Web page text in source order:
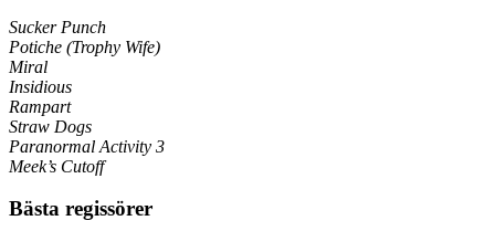
Sucker Punch
Potiche (Trophy Wife)
Miral
Insidious
Rampart
Straw Dogs
Paranormal Activity 3
Meek’s Cutoff
Bästa regissörer